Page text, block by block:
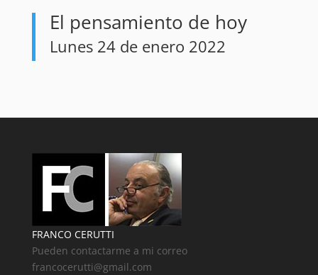
El pensamiento de hoy
Lunes 24 de enero 2022
FRANCO CERUTTI
Pueden contactarme a mi correo
francocerutti@gmail.com